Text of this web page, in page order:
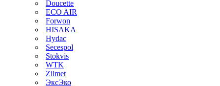
Doucette
ECO AIR
Forwon
HISAKA
Hydac
Secespol
Stokvis
WTK
Zilmet
ЭксЭко